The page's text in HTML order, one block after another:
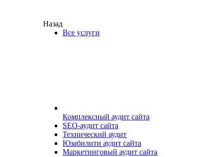
Назад
Все услуги
Комплексный аудит сайта
SEO-аудит сайта
Технический аудит
Юзабилити аудит сайта
Маркетинговый аудит сайта